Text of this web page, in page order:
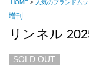
HOME > 人気のブランドム
増刊
リンネル
SOLD OUT